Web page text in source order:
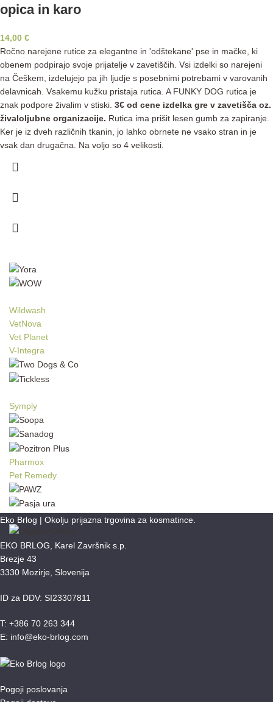
opica in karo
14,00 €
Ročno narejene rutice za elegantne in 'odštekane' pse in mačke, ki
obenem podpirajo svoje prijatelje v zavetiščih. Vsi izdelki so narejeni
na Češkem, izdelujejo pa jih ljudje s posebnimi potrebami v varovanih
delavnicah. Vsakemu kužku pristaja rutica. A FUNKY DOG rutica je
znak podpore živalim v stiski. 3€ od cene izdelka gre v zavetišča oz.
živaloljubne organizacije. Rutica ima prišit lesen gumb za zapiranje.
Ker je iz dveh različnih tkanin, jo lahko obrnete ne vsako stran in je
vsak dan drugačna. Na voljo so 4 velikosti.
Wildwash
VetNova
Vet Planet
V-Integra
Symply
Pharmox
Pet Remedy
Eko Brlog | Okolju prijazna trgovina za kosmatince.
EKO BRLOG, Karel Završnik s.p.
Brezje 43
3330 Mozirje, Slovenija
ID za DDV: SI23307811
T: +386 70 263 344
E: info@eko-brlog.com
Pogoji poslovanja